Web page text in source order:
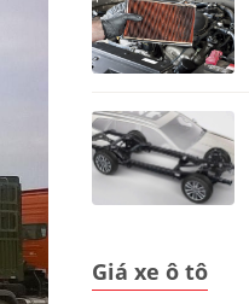
Giá xe ô tô